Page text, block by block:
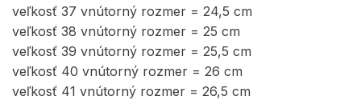
veľkosť 37 vnútorný rozmer = 24,5 cm
veľkosť 38 vnútorný rozmer = 25 cm
veľkosť 39 vnútorný rozmer = 25,5 cm
veľkosť 40 vnútorný rozmer = 26 cm
veľkosť 41 vnútorný rozmer = 26,5 cm